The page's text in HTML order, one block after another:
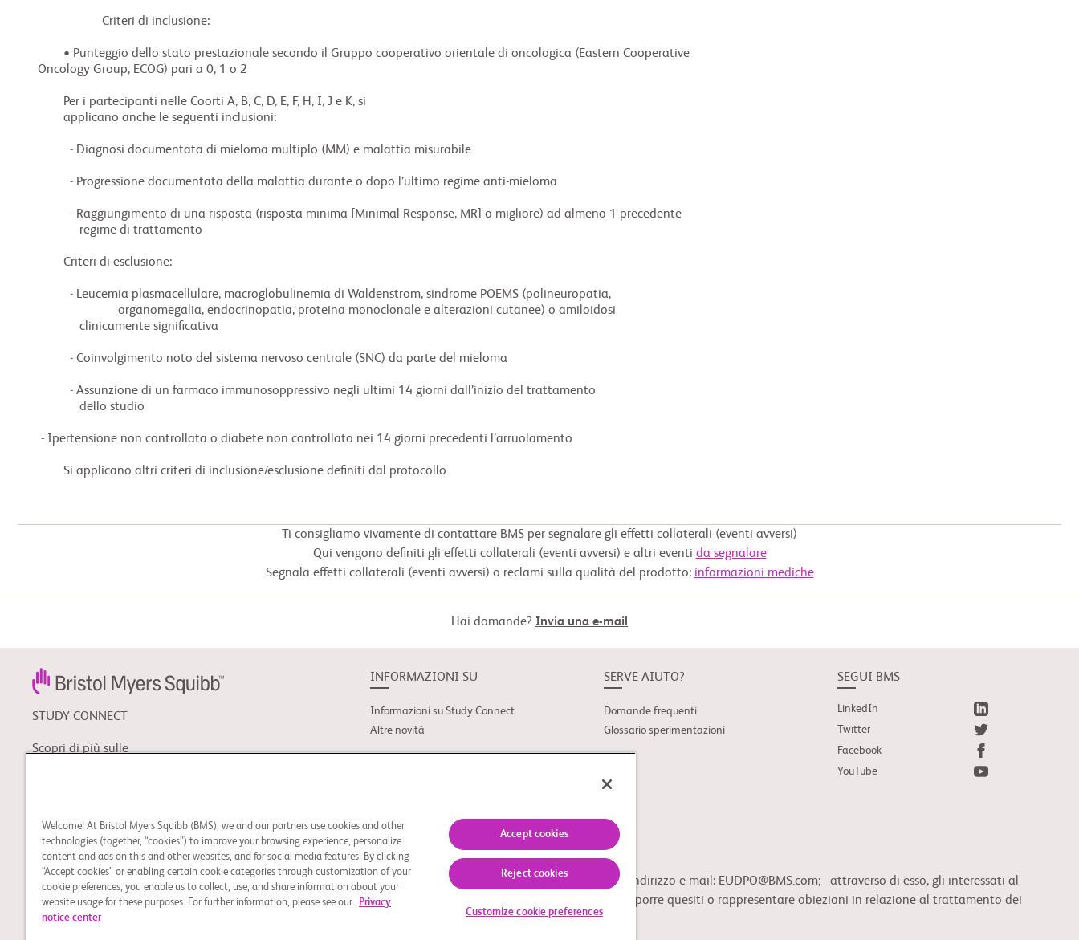
Oncology Group, ECOG) pari a 0, 1 o 2
        Si applicano altri criteri di inclusione/esclusione definiti dal protocollo
Ti consigliamo vivamente di contattare BMS per segnalare gli effetti collaterali (eventi avversi)
Qui vengono definiti gli effetti collaterali (eventi avversi) e altri eventi da segnalare
Segnala effetti collaterali (eventi avversi) o reclami sulla qualità del prodotto: informazioni mediche
Hai domande? Invia una e-mail
STUDY CONNECT
Scopri di più sulle
persona cara.
INFORMAZIONI SU
Informazioni su Study Connect
Altre novità
SERVE AIUTO?
Domande frequenti
Glossario sperimentazioni
SEGUI BMS
LinkedIn
Twitter
Facebook
YouTube
Note Legali Preferenze cookies
È possibile contattare il nostro Responsabile della Protezione dei Dati Personali in UE, scrivendo al seguente indirizzo e-mail: EUDPO@BMS.com; attraverso di esso, gli interessati al
trattamento dei Dati Personali, potranno esercitare tutti i diritti garantiti dalla normativa applicabile, ovvero porre quesiti o rappresentare obiezioni in relazione al trattamento dei
Dati Personali da parte di Bristol Myers Squibb Company.
Welcome! At Bristol Myers Squibb (BMS), we and our partners use cookies and other
technologies (together, “cookies”) to improve your browsing experience, personalize
content and ads on this and other websites, and for social media features. By clicking
“Accept cookies” or enabling certain cookie categories through customization of your
cookie preferences, you enable us to collect, use, and share information about your
website usage for these purposes. For further information, please see our
Privacy
notice center
Accept cookies
Reject cookies
Customize cookie preferences